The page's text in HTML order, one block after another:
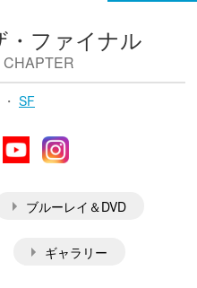
ファイナル
・ SF
YouTubeInstagram
ブルーレイ＆DVD
ギャラリー